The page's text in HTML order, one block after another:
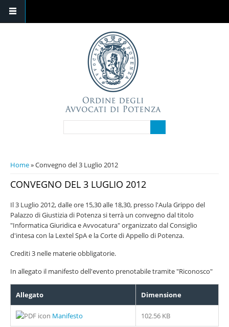
TU SEI QUI
Home» Convegno del 3 Luglio 2012
CONVEGNO DEL 3 LUGLIO 2012
Il 3 Luglio 2012, dalle ore 15,30 alle 18,30, presso l'Aula Grippo del
Palazzo di Giustizia di Potenza si terrà un convegno dal titolo
"Informatica Giuridica e Avvocatura" organizzato dal Consiglio
d'intesa con la Lextel SpA e la Corte di Appello di Potenza.
Crediti 3 nelle materie obbligatorie.
In allegato il manifesto dell'evento prenotabile tramite "Riconosco"
Allegato Dimensione
Manifesto 102.56 KB